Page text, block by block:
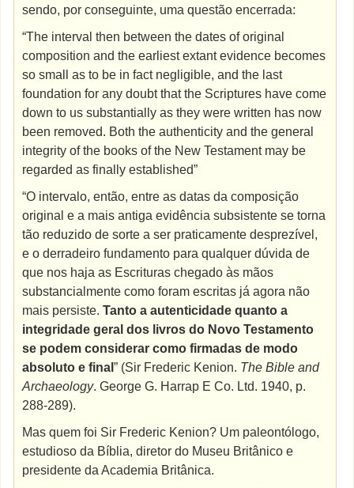
sendo, por conseguinte, uma questão encerrada:
“The interval then between the dates of original
composition and the earliest extant evidence becomes
so small as to be in fact negligible, and the last
foundation for any doubt that the Scriptures have come
down to us substantially as they were written has now
been removed. Both the authenticity and the general
integrity of the books of the New Testament may be
regarded as finally established”
“O intervalo, então, entre as datas da composição
original e a mais antiga evidência subsistente se torna
tão reduzido de sorte a ser praticamente desprezível,
e o derradeiro fundamento para qualquer dúvida de
que nos haja as Escrituras chegado às mãos
substancialmente como foram escritas já agora não
mais persiste.Tanto a autenticidade quanto a
integridade geral dos livros do Novo Testamento
se podem considerar como firmadas de modo
absoluto e final” (Sir Frederic Kenion. The Bible and
Archaeology. George G. Harrap E Co. Ltd. 1940, p.
288-289).
Mas quem foi Sir Frederic Kenion? Um paleontólogo,
estudioso da Bíblia, diretor do Museu Britânico e
presidente da Academia Britânica.